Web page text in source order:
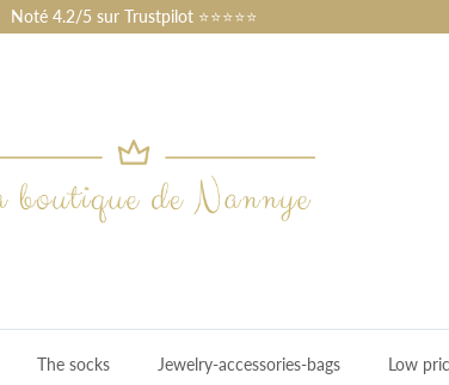
Noté 4.2/5 sur Trustpilot ⭐⭐⭐⭐⭐
The socks Jewelry-accessories-bags Low